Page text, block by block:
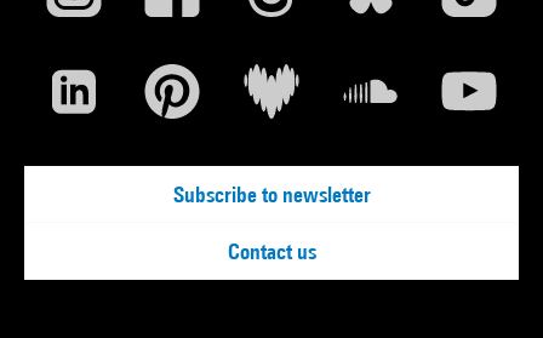
Subscribe to newsletter
Contact us